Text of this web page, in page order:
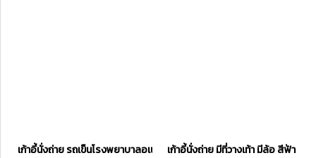
เก้าอี้นั่งถ่าย รถเข็นโรงพยาบาลอเนกประสงค์ แบบพับได้
เก้าอี้นั่งถ่าย มีที่วางเท้า มีล้อ สีฟ้า